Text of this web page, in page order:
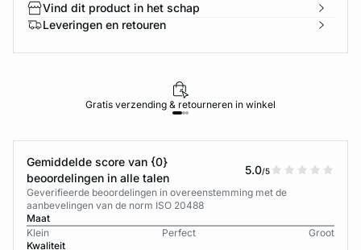
Vind dit product in het schap
Leveringen en retouren
Gratis verzending & retourneren in winkel
Gemiddelde score van {0}
beoordelingen in alle talen
5.0/5
Geverifieerde beoordelingen in overeenstemming met de
aanbevelingen van de norm ISO 20488
Maat
Klein
Perfect
Groot
Kwaliteit